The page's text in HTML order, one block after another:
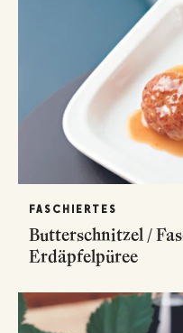
FASCHIERTES
Butterschnitzel /
Erdäpfelpüree